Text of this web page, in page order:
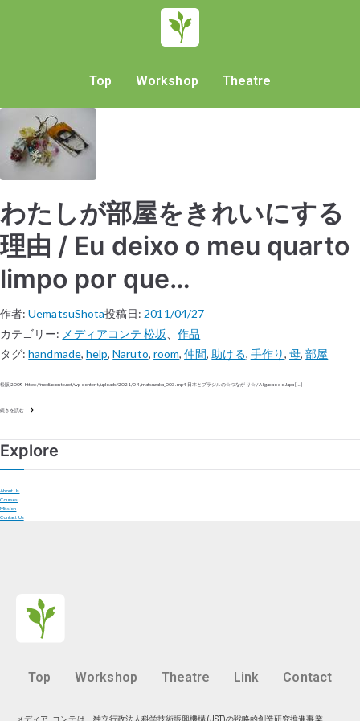
Top Workshop Theatre
わたしが部屋をきれいにする
理由 / Eu deixo o meu quarto
limpo por que…
作者:UematsuShota投稿日: 2011/04/27
カテゴリー: メディアコンテ 松坂 、作品
タグ:handmade, help,Naruto, room,仲間, 助ける, 手作り, 母,部屋
松阪 2009 https://mediaconte.net/wp-content/uploads/2021/04/matsuzaka_003.mp4 日本とブラジルの☆つながり☆ / A ligacao do Japa […]
続きを読む
Explore
About Us
Courses
Mission
Contact Us
Top Workshop Theatre Link Contact
メディア･コンテは、独立行政法人科学技術振興機構(JST)の戦略的創造研究推進事業